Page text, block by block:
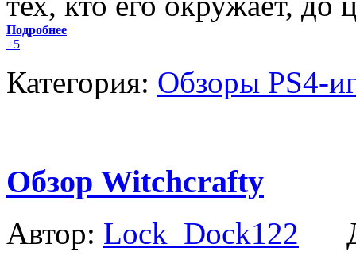
Подробнее
+5
Категория: Обзоры PS4-
Обзор Witchcrafty
Автор: Lock_Dock122